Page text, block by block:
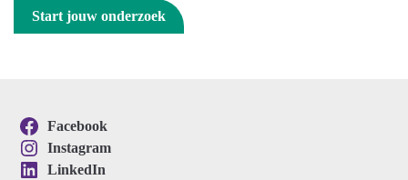
Start jouw onderzoek
Facebook
Instagram
LinkedIn